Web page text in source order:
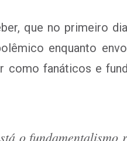
que no primeiro
enquanto
como fanáticos e
o